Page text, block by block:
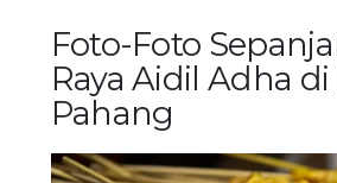
Foto-Foto
Raya Aidil Adha di
Pahang